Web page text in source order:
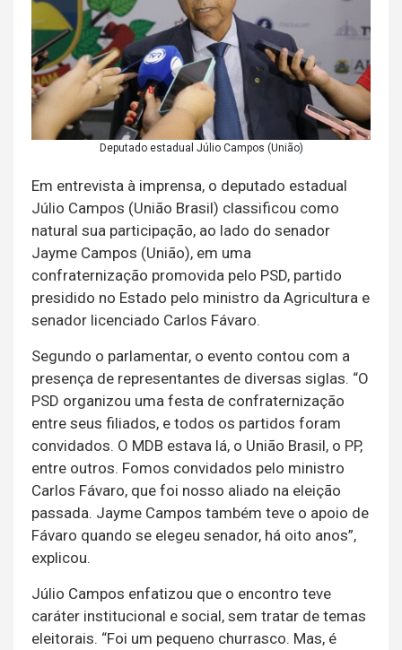
Deputado estadual Júlio Campos (União)
Em entrevista à imprensa, o deputado estadual
Júlio Campos (União Brasil) classificou como
natural sua participação, ao lado do senador
Jayme Campos (União), em uma
confraternização promovida pelo PSD, partido
presidido no Estado pelo ministro da Agricultura e
senador licenciado Carlos Fávaro.
Segundo o parlamentar, o evento contou com a
presença de representantes de diversas siglas. “O
PSD organizou uma festa de confraternização
entre seus filiados, e todos os partidos foram
convidados. O MDB estava lá, o União Brasil, o PP,
entre outros. Fomos convidados pelo ministro
Carlos Fávaro, que foi nosso aliado na eleição
passada. Jayme Campos também teve o apoio de
Fávaro quando se elegeu senador, há oito anos”,
explicou.
Júlio Campos enfatizou que o encontro teve
caráter institucional e social, sem tratar de temas
eleitorais. “Foi um pequeno churrasco. Mas, é